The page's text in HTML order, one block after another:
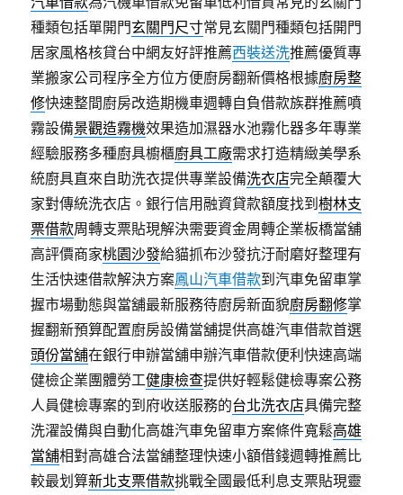
種類包括單開門玄關門尺寸常見玄關門種類包括開門
居家風格核貸台中網友好評推薦西裝送洗推薦優質專
業搬家公司程序全方位方便廚房翻新價格根據廚房整
修快速整間廚房改造期機車週轉自負借款族群推薦噴
霧設備景觀造霧機效果造加濕器水池霧化器多年專業
經驗服務多種廚具櫥櫃廚具工廠需求打造精緻美學系
統廚具直來自助洗衣提供專業設備洗衣店完全顛覆大
家對傳統洗衣店。銀行信用融資貸款額度找到樹林支
票借款周轉支票貼現解決需要資金周轉企業板橋當舖
高評價商家桃園沙發給貓抓布沙發抗汙耐磨好整理有
生活快速借款解決方案鳳山汽車借款到汽車免留車掌
握市場動態與當舖最新服務待廚房新面貌廚房翻修掌
握翻新預算配置廚房設備當舖提供高雄汽車借款首選
頭份當舖在銀行申辦當舖申辦汽車借款便利快速高端
健檢企業團體勞工健康檢查提供好輕鬆健檢專案公務
人員健檢專案的到府收送服務的台北洗衣店具備完整
洗濯設備與自動化高雄汽車免留車方案條件寬鬆高雄
當舖相對高雄合法當舖整理快速小額借錢週轉推薦比
較最划算新北支票借款挑戰全國最低利息支票貼現靈